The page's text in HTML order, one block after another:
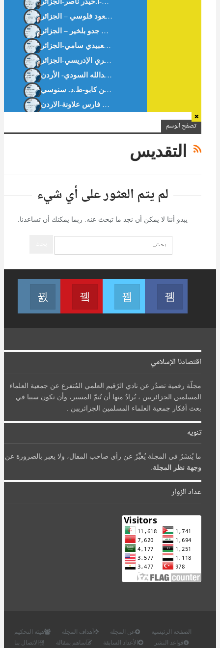
ثبت الرسائل والأطروحات الجامعية الجزائرية في الاقتصاد الإسلامي والمالية الإسلامية.د. مسعود فلوسي – الجزائر
الافتتاحية : سُلوان القارئ : يدًا بيد . أ. بن جدو بلخير – الجزائر
تقييم دور النوافذ الإسلامية في البنوك التجارية العمومية الجزائرية-د. مناد خديجة-ط.د. بن كابو-ط.د. سنوسي
تصفح الوسم
التقديس
لم يتم العثور على أي شيء
يبدو أننا لا يمكن أن نجد ما تبحث عنه. ربما يمكنك أن تساعدنا.
اقتصادنا الإسلامي
مجلّة رقمية تصدُر عن نادي الرّقيم العلمي المُتفرع عن جمعية العلماء
المسلمين الجزائريين ، يُرادُ منها أن تُتمّ المسير، وأن تكون سببا في
بعث أفكار جمعية العلماء المسلمين الجزائريين .
تنويه
ما يُنشَرُ في المجلة يُعبِّرُ عن رأي صاحب المقال، ولا يعبر بالضرورة عن
وجهة نظر المجلة
عداد الزوار
الصفحة الرئيسية عن المجلة أهداف المجلة
هيئة التحكيم
قواعد النشر
الأعداد السابقة ساهم بمقالة الاتصال بنا